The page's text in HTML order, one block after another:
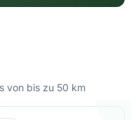
von bis zu 50 km